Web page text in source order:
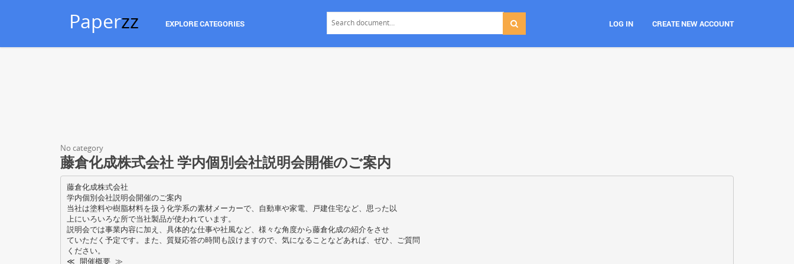
Paperzz EXPLORE CATEGORIES LOG IN CREATE NEW ACCOUNT
No category
藤倉化成株式会社 学内個別会社説明会開催のご案内
藤倉化成株式会社
学内個別会社説明会開催のご案内
当社は塗料や樹脂材料を扱う化学系の素材メーカーで、自動車や家電、戸建住宅など、思った以
上にいろいろな所で当社製品が使われています。
説明会では事業内容に加え、具体的な仕事や社風など、様々な角度から藤倉化成の紹介をさせ
ていただく予定です。また、質疑応答の時間も設けますので、気になることなどあれば、ぜひ、ご質問
ください。
≪ 開催概要 ≫